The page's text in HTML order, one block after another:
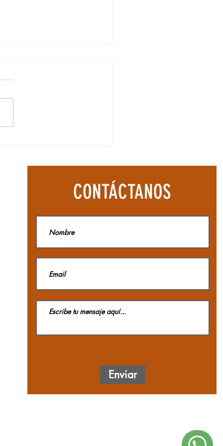
CONTÁCTANOS
Enviar